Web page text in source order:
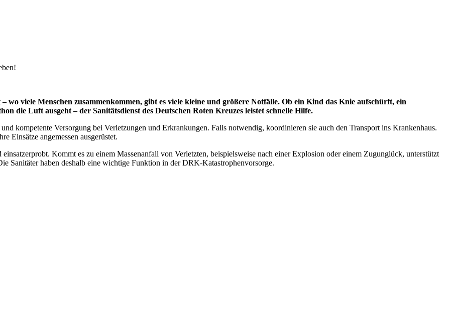
viele Menschen zusammenkommen, gibt es viele kleine und größere Notfälle. Ob ein Kind das Knie aufschürft, ein
die Luft ausgeht – der Sanitätsdienst des Deutschen Roten Kreuzes leistet schnelle Hilfe.
kompetente Versorgung bei Verletzungen und Erkrankungen. Falls notwendig, koordinieren sie auch den Transport ins Krankenhaus.
Einsätze angemessen ausgerüstet.
Kommt es zu einem Massenanfall von Verletzten, beispielsweise nach einer Explosion oder einem Zugunglück, unterstützt
Sanitäter haben deshalb eine wichtige Funktion in der DRK-Katastrophenvorsorge.